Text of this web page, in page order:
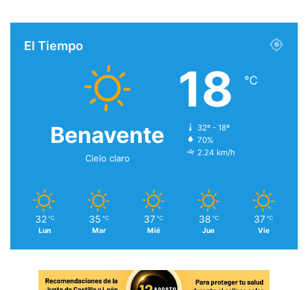
El Tiempo
Benavente
Cielo claro
18 ℃
32º - 18º
70%
2.24 km/h
32 ℃
Lun
35 ℃
Mar
37 ℃
Mié
38 ℃
Jue
37 ℃
Vie